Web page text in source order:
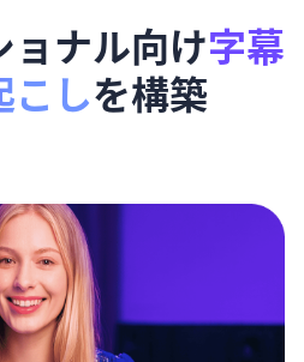
ョナル向け字幕
こしを構築